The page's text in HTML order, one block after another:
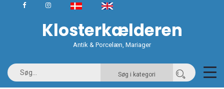
Klosterkælderen
Antik & Porcelæn, Mariager
Søg i kategori